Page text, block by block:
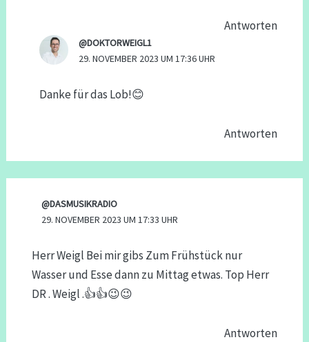
Antworten
@DOKTORWEIGL1
29. NOVEMBER 2023 UM 17:36 UHR
Danke für das Lob!😊
Antworten
@DASMUSIKRADIO
29. NOVEMBER 2023 UM 17:33 UHR
Herr Weigl Bei mir gibs Zum Frühstück nur
Wasser und Esse dann zu Mittag etwas. Top Herr
DR . Weigl .👍👍😉😉
Antworten